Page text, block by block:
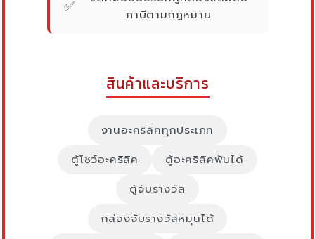
✅
ภาษีตามกฎหมาย
สินค้าและบริการ
งานอะคริลิคทุกประเภท
ตู้โชว์อะคริลิค
ตู้อะคริลิคพับได้
ตู้จับรางวัล
กล่องจับรางวัลหมุนได้